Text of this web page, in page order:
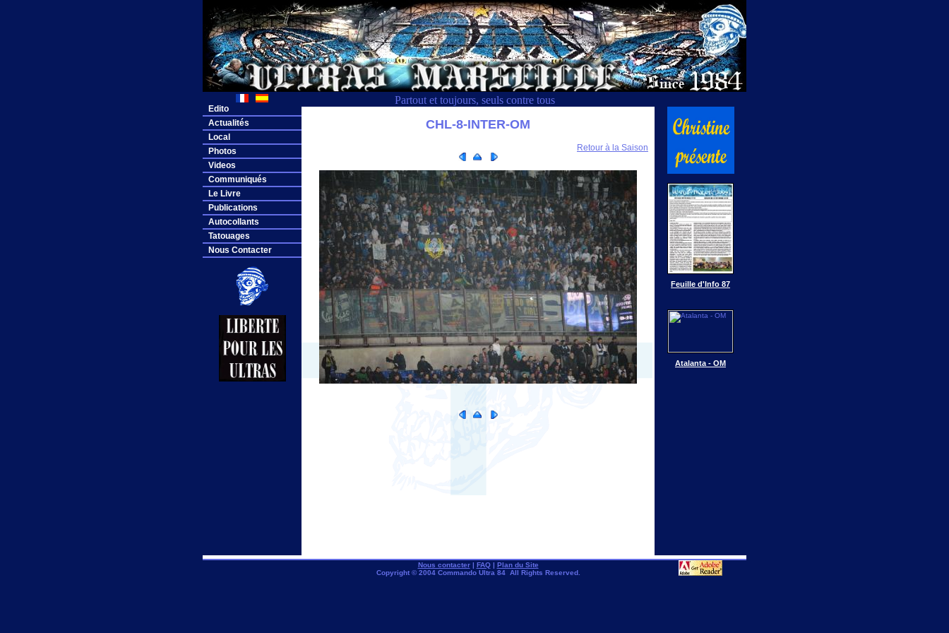
Partout et toujours, seuls contre tous
Edito
Actualités
Local
Photos
Videos
Communiqués
Le Livre
Publications
Autocollants
Tatouages
Nous Contacter
CHL-8-INTER-OM
Retour à la Saison
Feuille d'Info 87
Atalanta - OM
Nous contacter| FAQ| Plan du Site
Copyright © 2004 Commando Ultra 84 All Rights Reserved.